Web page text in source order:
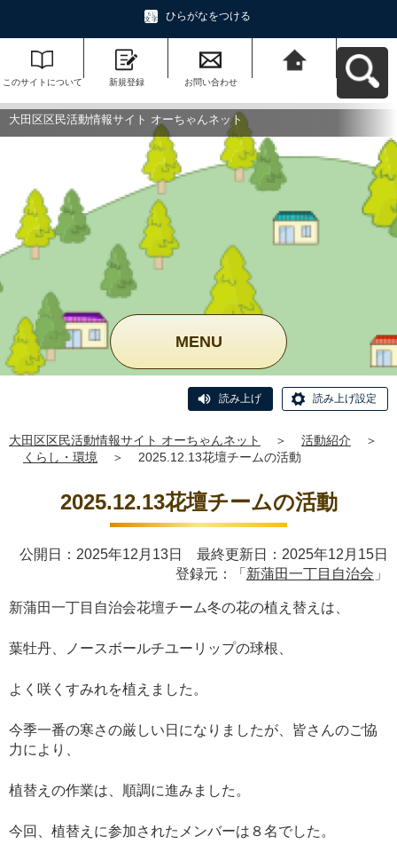
ひらがなをつける
このサイトについて 新規登録 お問い合わせ
ットへ戻る
大田区区民活動情報サイト オーちゃんネット
MENU
読み上げ 読み上げ設定
大田区区民活動情報サイト オーちゃんネット ＞ 活動紹介
＞
くらし・環境
＞ 2025.12.13花壇チームの活動
2025.12.13花壇チームの活動
公開日：2025年12月13日 最終更新日：2025年12月15日
登録元：「 新蒲田一丁目自治会 」
新蒲田一丁目自治会花壇チーム冬の花の植え替えは、
葉牡丹、ノースボールチユーリップの球根、
よく咲くすみれを植えました。
今季一番の寒さの厳しい日になりましたが、皆さんのご協
力により、
植替えの作業は、順調に進みました。
今回、植替えに参加されたメンバーは８名でした。